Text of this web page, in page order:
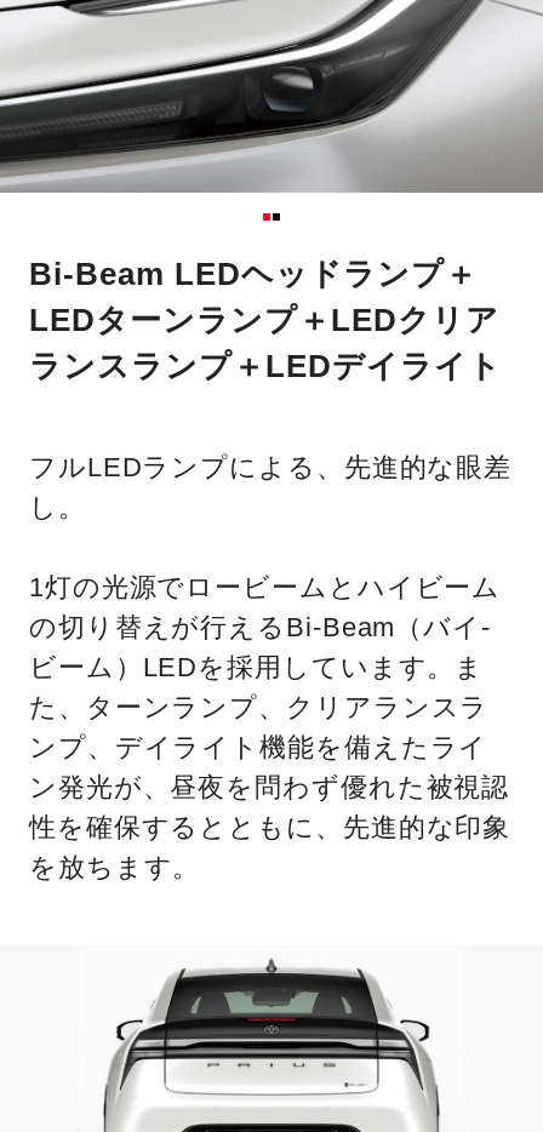
Bi-Beam LEDヘッドランプ＋
LEDターンランプ＋LEDクリア
ランスランプ＋LEDデイライト
フルLEDランプによる、先進的な眼差
し。
1灯の光源でロービームとハイビーム
の切り替えが行えるBi-Beam（バイ-
ビーム）LEDを採用しています。ま
た、ターンランプ、クリアランスラ
ンプ、デイライト機能を備えたライ
ン発光が、昼夜を問わず優れた被視認
性を確保するとともに、先進的な印象
を放ちます。